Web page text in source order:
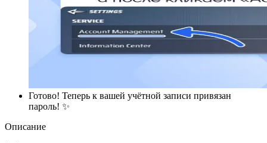
Готово! Теперь к вашей учётной записи привязан
пароль! ✨
Описание